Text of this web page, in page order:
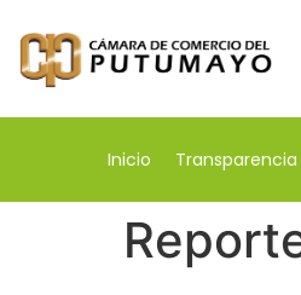
Inicio Transparencia